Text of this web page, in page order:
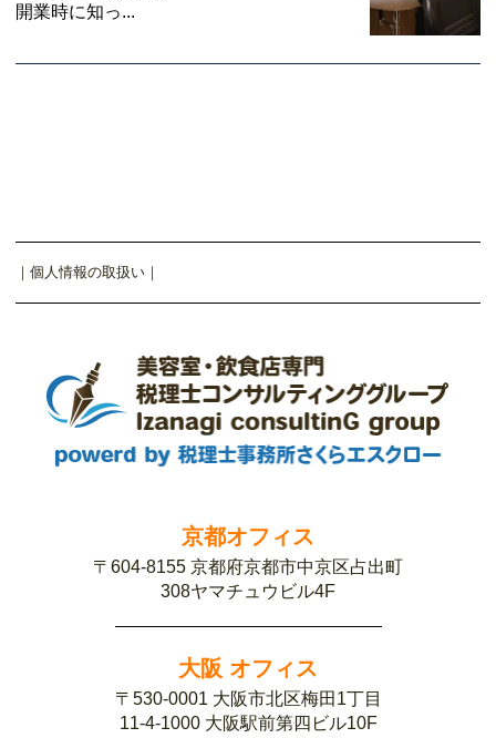
開業時に知っ...
｜ 個人情報の取扱い ｜
京都オフィス
〒604-8155 京都府京都市中京区占出町
308ヤマチュウビル4F
大阪 オフィス
〒530-0001 大阪市北区梅田1丁目
11-4-1000 大阪駅前第四ビル10F